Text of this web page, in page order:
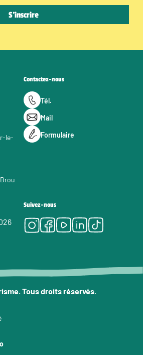
le-
Contactez-nous
Tél.
Mail
Formulaire
Suivez-nous
Instagram
Facebook
Youtube
LinkedIn
Tiktok
Tous droits réservés.